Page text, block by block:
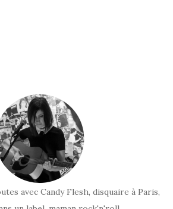
avec Candy Flesh, disquaire à Paris,